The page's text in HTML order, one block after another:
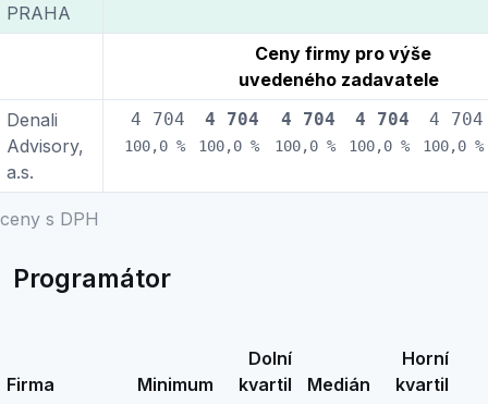
ceny s DPH
PRAHA
Ceny firmy pro výše
uvedeného zadavatele
Denali
Advisory,
a.s.
4 704
100,0 %
4 704
100,0 %
4 704
100,0 %
4 704
100,0 %
4 704
100,0 %
Programátor
Firma Minimum
Dolní
kvartil
Medián
Horní
kvartil